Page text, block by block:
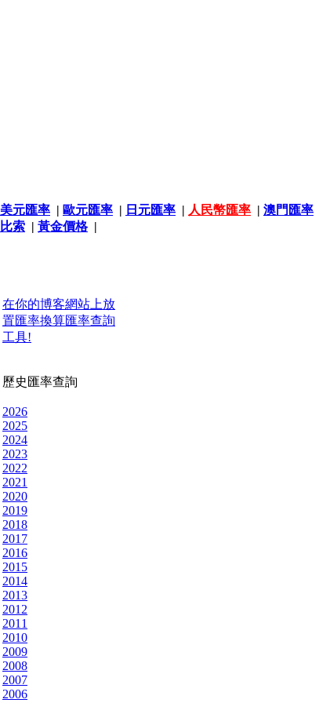
美元匯率 | 歐元匯率 | 日元匯率 | 人民幣匯率 | 澳門匯率
比索 | 黃金價格|
在你的博客網站上放
置匯率換算匯率查詢
工具!
歷史匯率查詢
2026
2025
2024
2023
2022
2021
2020
2019
2018
2017
2016
2015
2014
2013
2012
2011
2010
2009
2008
2007
2006